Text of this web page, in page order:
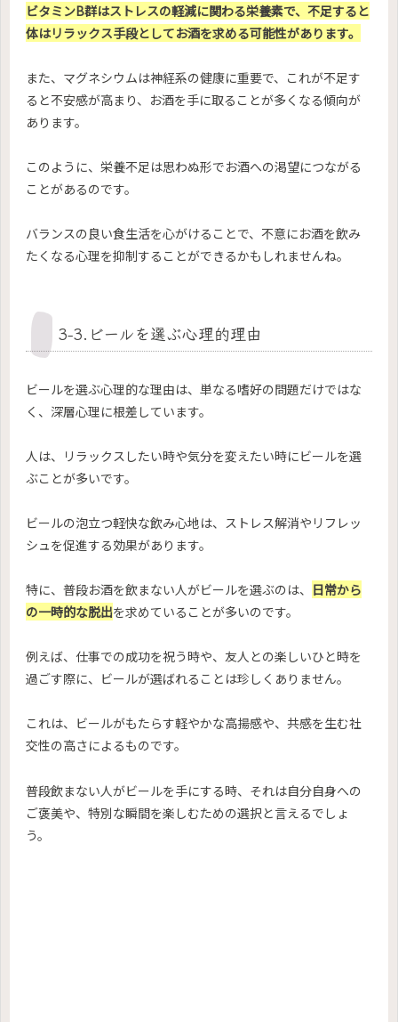
ビタミンB群はストレスの軽減に関わる栄養素で、不足すると
体はリラックス手段としてお酒を求める可能性があります。
また、マグネシウムは神経系の健康に重要で、これが不足す
ると不安感が高まり、お酒を手に取ることが多くなる傾向が
あります。
このように、栄養不足は思わぬ形でお酒への渇望につながる
ことがあるのです。
バランスの良い食生活を心がけることで、不意にお酒を飲み
たくなる心理を抑制することができるかもしれませんね。
3-3.ビールを選ぶ心理的理由
ビールを選ぶ心理的な理由は、単なる嗜好の問題だけではな
く、深層心理に根差しています。
人は、リラックスしたい時や気分を変えたい時にビールを選
ぶことが多いです。
ビールの泡立つ軽快な飲み心地は、ストレス解消やリフレッ
シュを促進する効果があります。
特に、普段お酒を飲まない人がビールを選ぶのは、 日常から
の一時的な脱出を求めていることが多いのです。
例えば、仕事での成功を祝う時や、友人との楽しいひと時を
過ごす際に、ビールが選ばれることは珍しくありません。
これは、ビールがもたらす軽やかな高揚感や、共感を生む社
交性の高さによるものです。
普段飲まない人がビールを手にする時、それは自分自身への
ご褒美や、特別な瞬間を楽しむための選択と言えるでしょ
う。